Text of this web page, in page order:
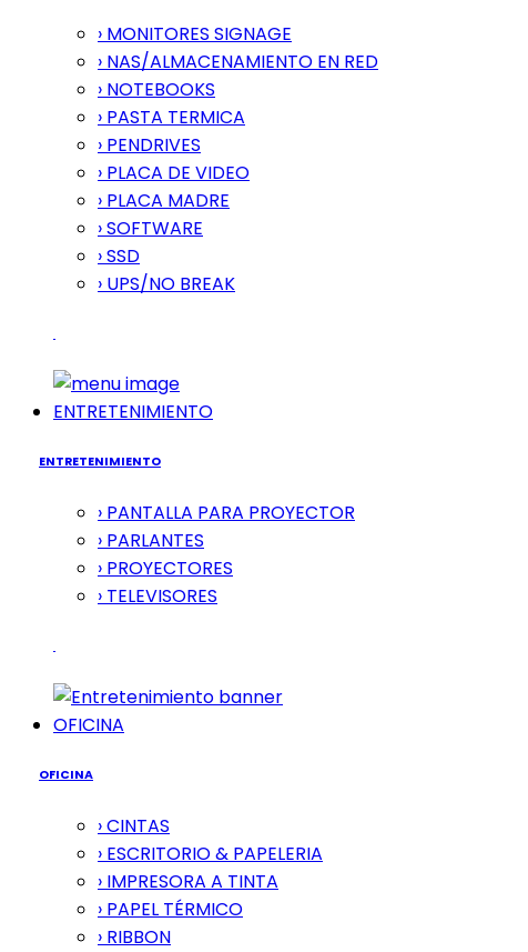
› MONITORES SIGNAGE
› NAS/ALMACENAMIENTO EN RED
› NOTEBOOKS
› PASTA TERMICA
› PENDRIVES
› PLACA DE VIDEO
› PLACA MADRE
› SOFTWARE
› SSD
› UPS/NO BREAK
ENTRETENIMIENTO
ENTRETENIMIENTO
› PANTALLA PARA PROYECTOR
› PARLANTES
› PROYECTORES
› TELEVISORES
OFICINA
OFICINA
› CINTAS
› ESCRITORIO & PAPELERIA
› IMPRESORA A TINTA
› PAPEL TÉRMICO
› RIBBON